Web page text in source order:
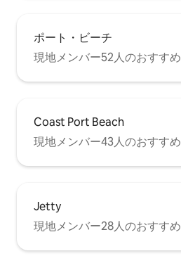
ポート・ビーチ
現地メンバー52人のおすすめ
Coast Port Beach
現地メンバー43人のおすすめ
Jetty
現地メンバー28人のおすすめ